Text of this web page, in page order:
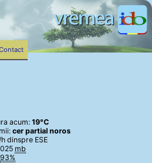
acum:19°C
cer partial noros
dinspre ESE
mb
93%